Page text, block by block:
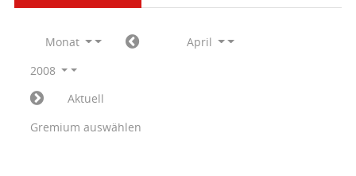
Monat
April
2008
Aktuell
Gremium auswählen